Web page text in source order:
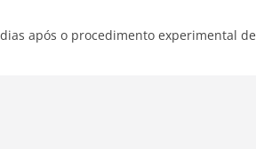
após o procedimento experimental de